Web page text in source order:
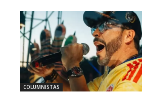
COLUMNISTAS